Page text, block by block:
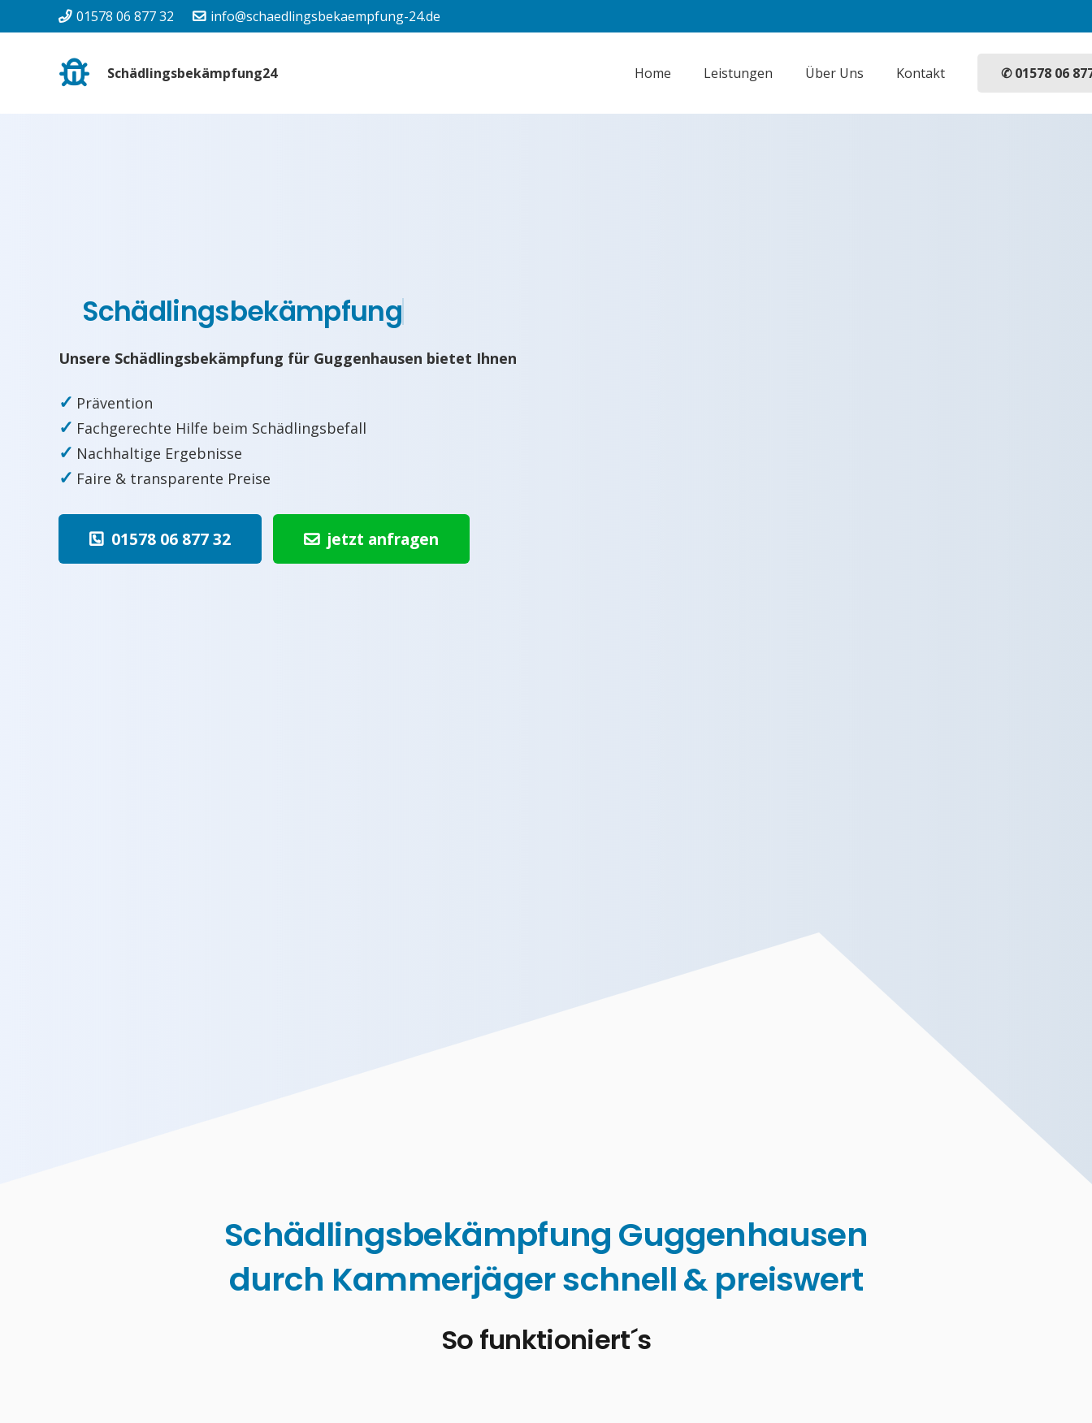
01578 06 877 32 info@schaedlingsbekaempfung-24.de
Schädlingsbekämpfung24 Home Leistungen Über Uns Kontakt ✆ 01578 06
Schädlingsbekämpfung
Unsere Schädlingsbekämpfung für Guggenhausen bietet Ihnen
✓ Prävention
✓ Fachgerechte Hilfe beim Schädlingsbefall
✓ Nachhaltige Ergebnisse
✓ Faire & transparente Preise
01578 06 877 32 jetzt anfragen
Schädlingsbekämpfung Guggenhausen
durch Kammerjäger schnell & preiswert
So funktioniert´s